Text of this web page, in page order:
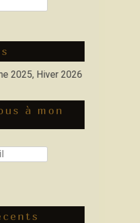
Hiver 2026
à mon